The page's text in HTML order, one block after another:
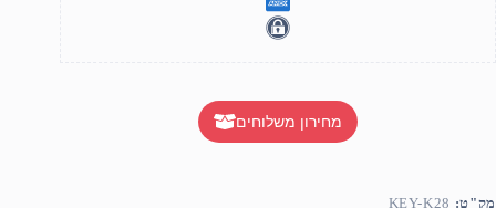
מחירון משלוחים
מק"ט: KEY-K28